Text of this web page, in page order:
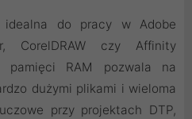
do pracy w Adobe
CorelDRAW czy Affinity
pamięci RAM pozwala na
dużymi plikami i wieloma
przy projektach DTP,